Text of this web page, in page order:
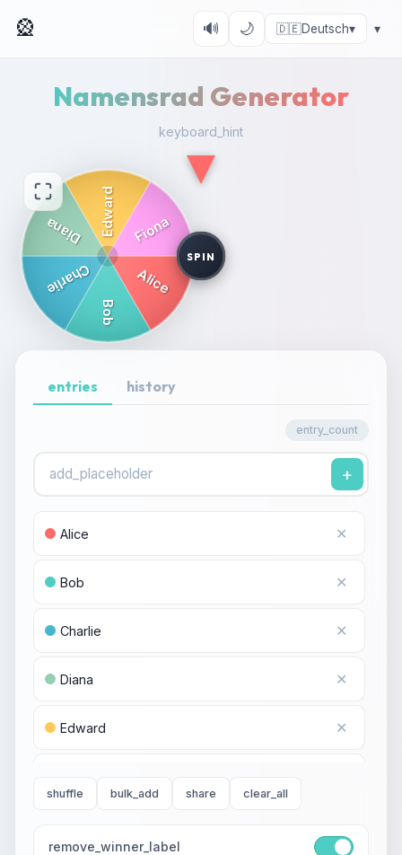
🎡 🔊 🌙 🇩🇪Deutsch▾ ▾
Namensrad Generator
keyboard_hint
SPIN
entries history
entry_count
+
Alice ✕
Bob ✕
Charlie ✕
Diana ✕
Edward ✕
shuffle bulk_add share clear_all
remove_winner_label